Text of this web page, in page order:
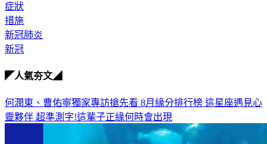
症狀
措施
新冠肺炎
新冠
◤人氣夯文◢
何潤東、曹佑寧獨家專訪搶先看 8月緣分排行榜 這星座遇見心
靈夥伴 超準測字!這輩子正緣何時會出現